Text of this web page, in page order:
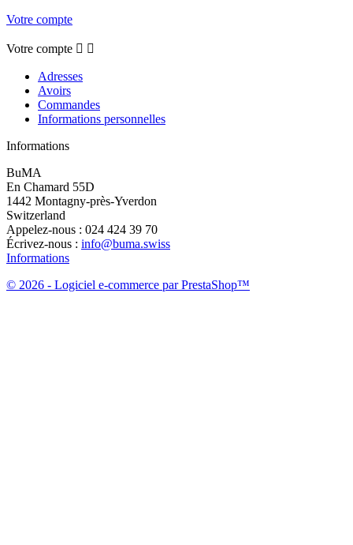
Votre compte
Votre compte  
Adresses
Avoirs
Commandes
Informations personnelles
Informations
BuMA
En Chamard 55D
1442 Montagny-près-Yverdon
Switzerland
Appelez-nous : 024 424 39 70
Écrivez-nous : info@buma.swiss
Informations
© 2026 - Logiciel e-commerce par PrestaShop™